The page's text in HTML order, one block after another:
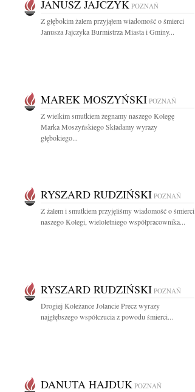
JANUSZ JAJCZYK POZNAŃ
Z głębokim żalem przyjąłem wiadomość o śmierci
Janusza Jajczyka Burmistrza Miasta i Gminy...
MAREK MOSZYŃSKI POZNAŃ
Z wielkim smutkiem żegnamy naszego Kolegę
Marka Moszyńskiego Składamy wyrazy
głębokiego...
RYSZARD RUDZIŃSKI POZNAŃ
Z żalem i smutkiem przyjęliśmy wiadomość o śmierci
naszego Kolegi, wieloletniego współpracownika...
RYSZARD RUDZIŃSKI POZNAŃ
Drogiej Koleżance Jolancie Precz wyrazy
najgłębszego współczucia z powodu śmierci...
DANUTA HAJDUK POZNAŃ